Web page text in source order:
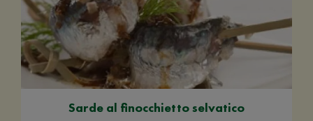
Sarde al finocchietto selvatico